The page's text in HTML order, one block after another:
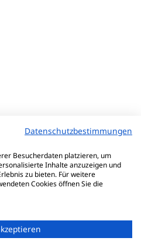
Datenschutzbestimmungen
Besucherdaten platzieren, um
Inhalte anzuzeigen und
zu bieten. Für weitere
Cookies öffnen Sie die